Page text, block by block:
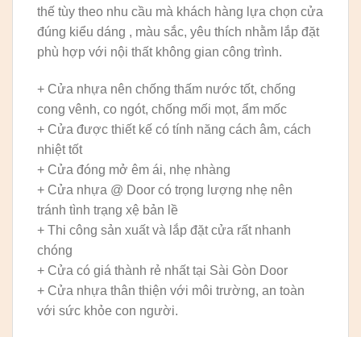
thế tùy theo nhu cầu mà khách hàng lựa chọn cửa
đúng kiểu dáng , màu sắc, yêu thích nhằm lắp đặt
phù hợp với nội thất không gian công trình.
+ Cửa nhựa nên chống thấm nước tốt, chống
cong vênh, co ngót, chống mối mọt, ẩm mốc
+ Cửa được thiết kế có tính năng cách âm, cách
nhiệt tốt
+ Cửa đóng mở êm ái, nhẹ nhàng
+ Cửa nhựa @ Door có trọng lượng nhẹ nên
tránh tình trạng xệ bản lề
+ Thi công sản xuất và lắp đặt cửa rất nhanh
chóng
+ Cửa có giá thành rẻ nhất tại Sài Gòn Door
+ Cửa nhựa thân thiện với môi trường, an toàn
với sức khỏe con người.